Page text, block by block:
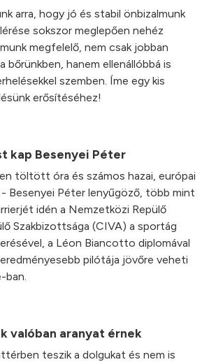
arra, hogy jó és stabil önbizalmunk
sokszor meglepően nehéz
megfelelő, nem csak jobban
bőrünkben, hanem ellenállóbbá is
szemben. Íme egy kis
erősítéséhez!
kap Besenyei Péter
töltött óra és számos hazai, európai
- Besenyei Péter lenyűgöző, több mint
idén a Nemzetközi Repülő
Szakbizottsága (CIVA) a sportág
a Léon Biancotto diplomával
pilótája jövőre veheti
ban.
valóban aranyat érnek
teszik a dolgukat és nem is